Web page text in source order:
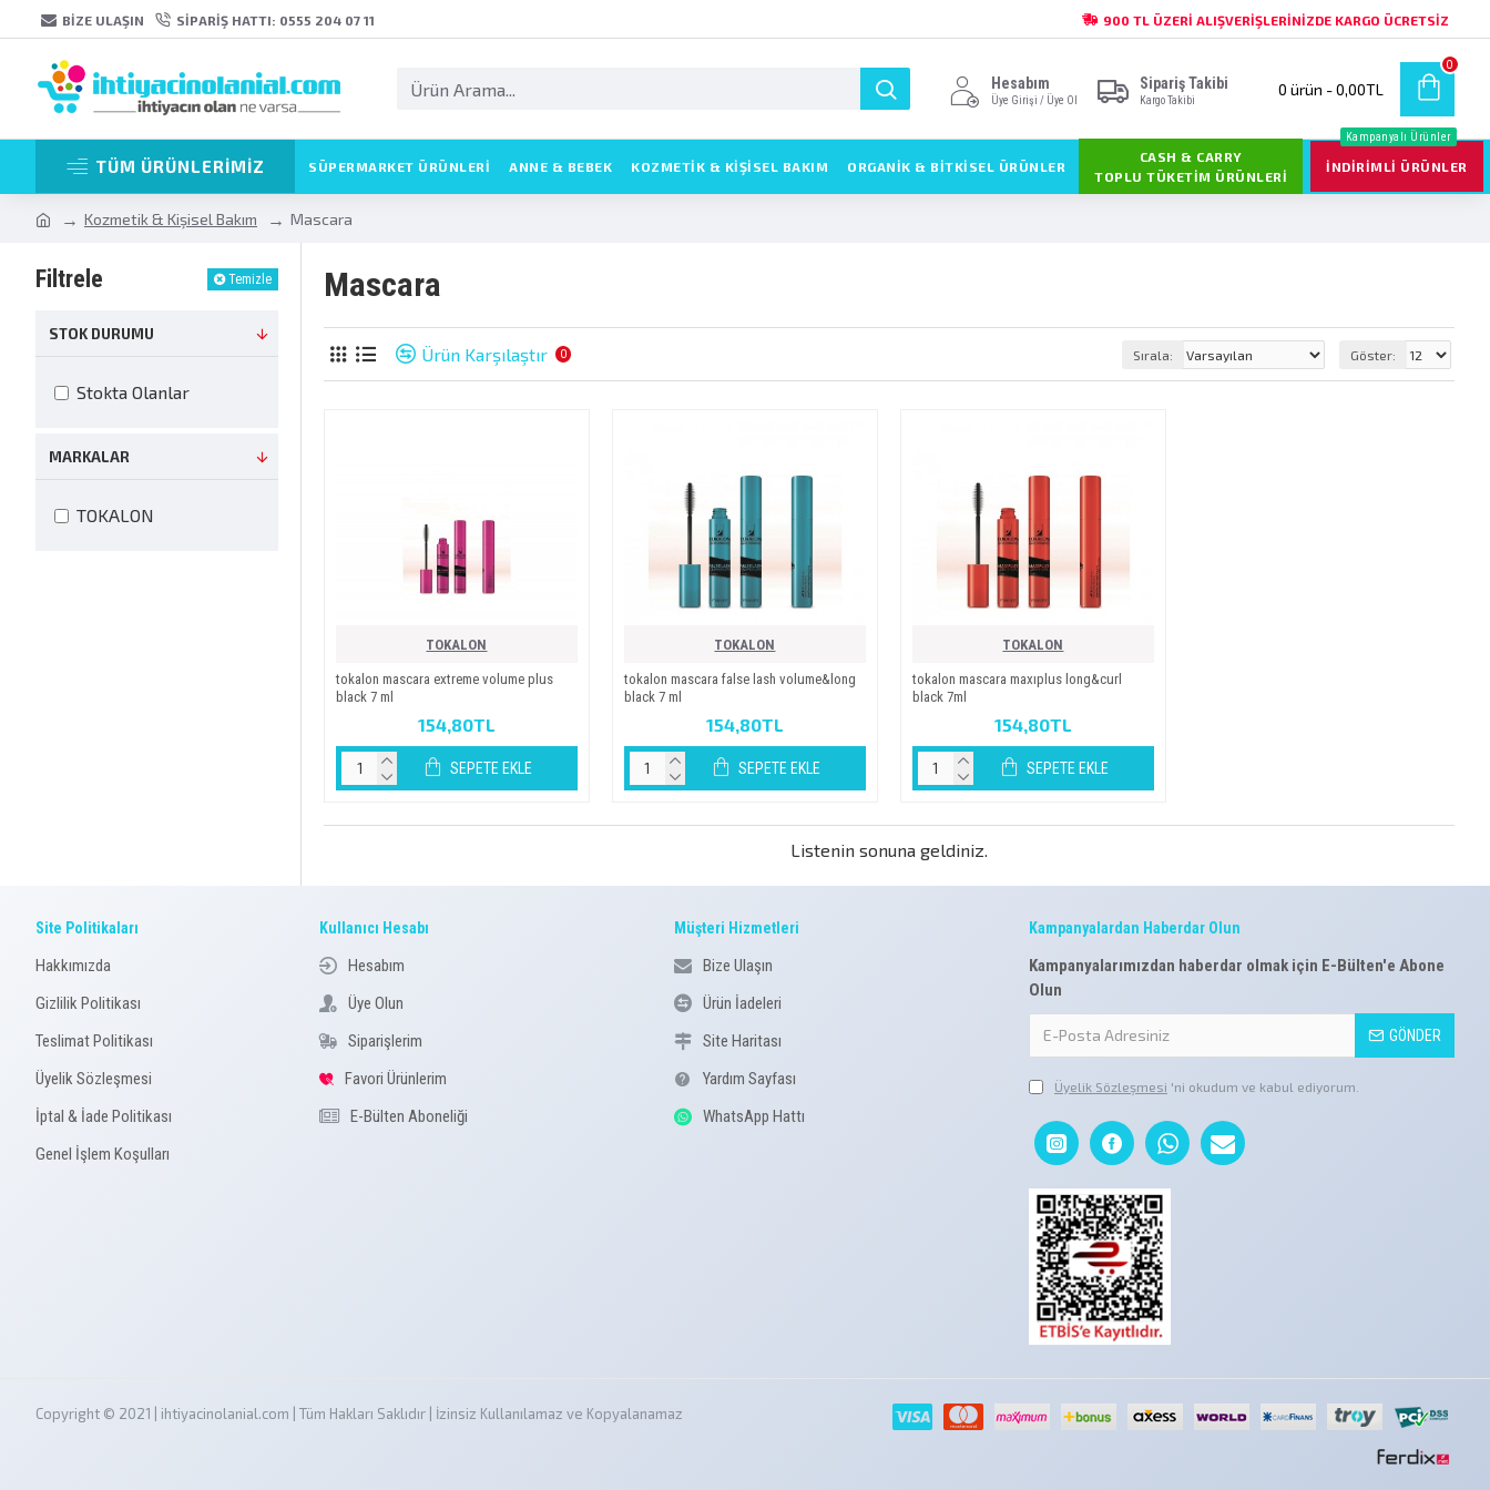
BIZE ULAŞIN SIPARIŞ HATTI: 0555 204 07 11 900 TL ÜZERI ALIŞVERIŞLERINIZDE KARGO ÜCRETSIZ
Hesabım
Üye Girişi / Üye Ol
Sipariş Takibi
Kargo Takibi
0 ürün - 0,00TL
0
TÜM ÜRÜNLERİMİZ SÜPERMARKET ÜRÜNLERI ANNE & BEBEK KOZMETIK & KIŞISEL BAKIM ORGANİK & BİTKİSEL ÜRÜNLER
CASH & CARRY
TOPLU TÜKETIM ÜRÜNLERI
İNDIRIMLI ÜRÜNLER
Kampanyalı Ürünler
Kozmetik & Kişisel Bakım Mascara
Filtrele Temizle
MARKALAR
TOKALON
STOK DURUMU
Stokta Olanlar
Mascara
Ürün Karşılaştır 0 Sırala: Göster:
TOKALON
tokalon mascara extreme volume plus
black 7 ml
154,80TL
SEPETE EKLE
TOKALON
tokalon mascara false lash volume&long
black 7 ml
154,80TL
SEPETE EKLE
TOKALON
tokalon mascara maxiplus long&curl
black 7ml
154,80TL
SEPETE EKLE
Listenin sonuna geldiniz.
Site Politikaları
Hakkımızda
Gizlilik Politikası
Teslimat Politikası
Üyelik Sözleşmesi
İptal & İade Politikası
Genel İşlem Koşulları
Kullanıcı Hesabı
Hesabım
Üye Olun
Siparişlerim
Favori Ürünlerim
E-Bülten Aboneliği
Müşteri Hizmetleri
Bize Ulaşın
Ürün İadeleri
Site Haritası
Yardım Sayfası
WhatsApp Hattı
Kampanyalardan Haberdar Olun
Kampanyalarımızdan haberdar olmak için E-Bülten'e Abone
Olun
GÖNDER
Üyelik Sözleşmesi 'ni okudum ve kabul ediyorum.
Copyright © 2021 | ihtiyacinolanial.com | Tüm Hakları Saklıdır | İzinsiz Kullanılamaz ve Kopyalanamaz